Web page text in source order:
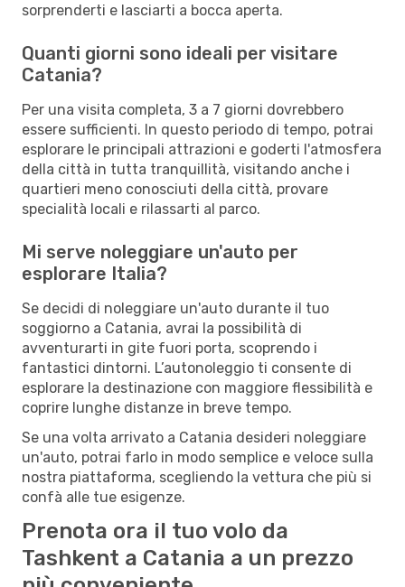
sorprenderti e lasciarti a bocca aperta.
Quanti giorni sono ideali per visitare
Catania?
Per una visita completa, 3 a 7 giorni dovrebbero
essere sufficienti. In questo periodo di tempo, potrai
esplorare le principali attrazioni e goderti l'atmosfera
della città in tutta tranquillità, visitando anche i
quartieri meno conosciuti della città, provare
specialità locali e rilassarti al parco.
Mi serve noleggiare un'auto per
esplorare Italia?
Se decidi di noleggiare un'auto durante il tuo
soggiorno a Catania, avrai la possibilità di
avventurarti in gite fuori porta, scoprendo i
fantastici dintorni. L’autonoleggio ti consente di
esplorare la destinazione con maggiore flessibilità e
coprire lunghe distanze in breve tempo.
Se una volta arrivato a Catania desideri noleggiare
un'auto, potrai farlo in modo semplice e veloce sulla
nostra piattaforma, scegliendo la vettura che più si
confà alle tue esigenze.
Prenota ora il tuo volo da
Tashkent a Catania a un prezzo